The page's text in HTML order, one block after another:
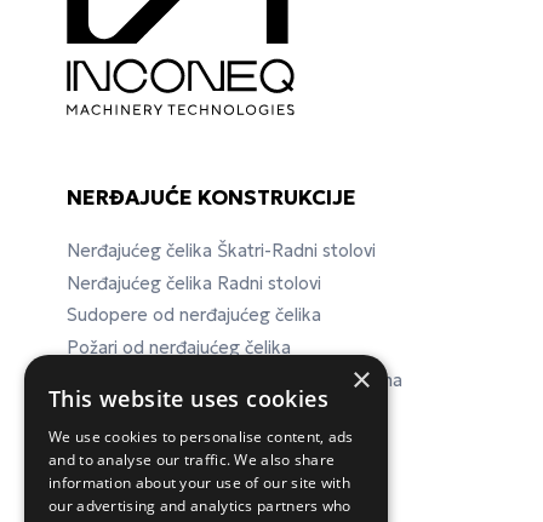
NERĐAJUĆE KONSTRUKCIJE
Nerđajućeg čelika Škatri-Radni stolovi
Nerđajućeg čelika Radni stolovi
Sudopere od nerđajućeg čelika
Požari od nerđajućeg čelika
Nerđajućeg čelika Laboratorijska oprema
ΕΠΙΚΟΙΝΩΝΙΑ
×
This website uses cookies
We use cookies to personalise content, ads
and to analyse our traffic. We also share
information about your use of our site with
our advertising and analytics partners who